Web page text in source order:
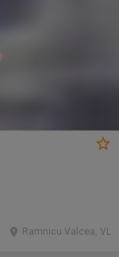
Ramnicu Valcea, VL